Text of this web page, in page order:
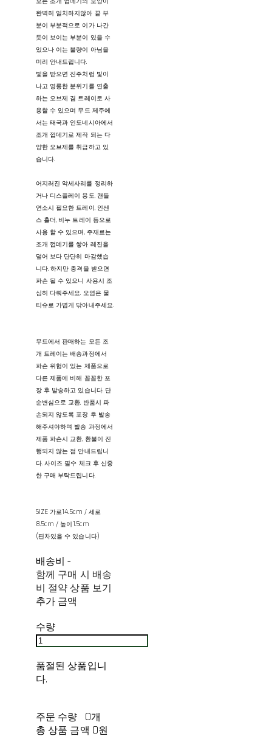
완벽히 일치하지않아 끝 부
분이 부분적으로 이가 나간
듯이 보이는 부분이 있을 수
있으나 이는 불량이 아님을
미리 안내드립니다.
빛을 받으면 진주처럼 빛이
나고 영롱한 분위기를 연출
하는 오브제 겸 트레이로 사
용할 수 있으며 무드 제주에
서는 태국과 인도네시아에서
조개 껍데기로 제작 되는 다
양한 오브제를 취급하고 있
습니다.
어지러진 악세사리를 정리하
거나 디스플레이 용도, 캔들
연소시 필요한 트레이, 인센
스 홀더, 비누 트레이 등으로
사용 할 수 있으며, 주재료는
조개 껍데기를 쌓아 레진을
덮어 보다 단단히 마감했습
니다. 하지만 충격을 받으면
파손 될 수 있으니 사용시 조
심히 다뤄주세요. 오염은 물
티슈로 가볍게 닦아내주세요.
무드에서 판매하는 모든 조
개 트레이는 배송과정에서
파손 위험이 있는 제품으로
다른 제품에 비해 꼼꼼한 포
장 후 발송하고 있습니다. 단
순변심으로 교환, 반품시 파
손되지 않도록 포장 후 발송
해주셔야하며 발송 과정에서
제품 파손시 교환, 환불이 진
행되지 않는 점 안내드립니
다. 사이즈 필수 체크 후 신중
한 구매 부탁드립니다.
SIZE 가로14.5cm / 세로
8.5cm / 높이1.5cm
(편차있을 수 있습니다)
배송비-
함께 구매 시 배송
비 절약 상품 보기
추가 금액
수량
품절된 상품입니
다.
주문 수량
0개
총 상품 금액 0원